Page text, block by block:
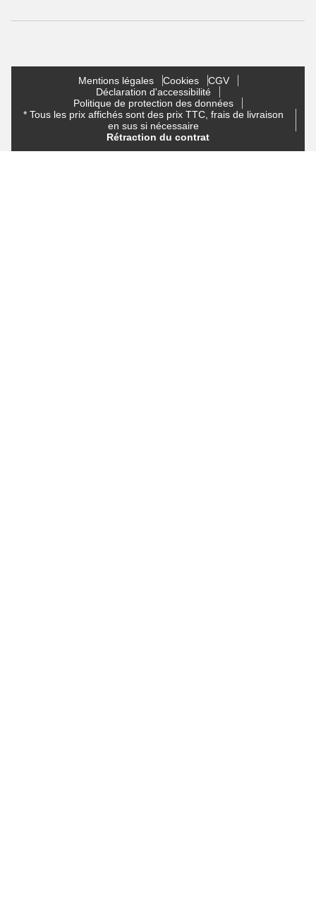
Mentions légales Cookies
CGV
Déclaration d'accessibilité
Politique de protection des données
* Tous les prix affichés sont des prix TTC, frais de livraison
en sus si nécessaire
Rétraction du contrat